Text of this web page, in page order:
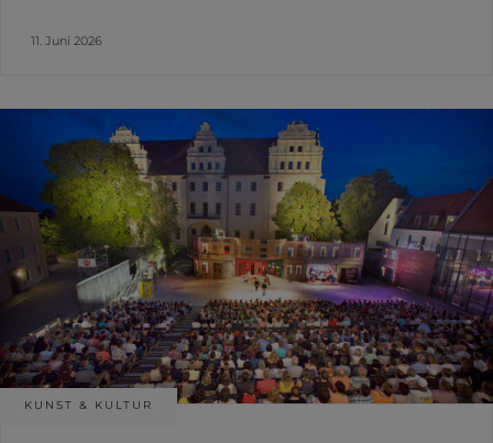
11. Juni 2026
KUNST & KULTUR